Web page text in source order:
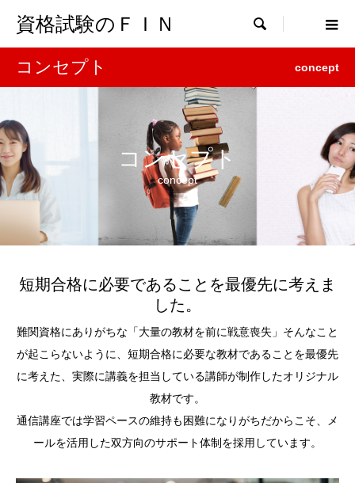
資格試験のＦＩＮ 
コンセプト concept
コンセプト
concept
短期合格に必要であることを最優先に考えま
した。
難関資格にありがちな「大量の教材を前に戦意喪失」そんなこと
が起こらないように、短期合格に必要な教材であることを最優先
に考えた、実際に講義を担当している講師が制作したオリジナル
教材です。
通信講座では学習ペースの維持も困難になりがちだからこそ、メ
ールを活用した双方向のサポート体制を採用しています。